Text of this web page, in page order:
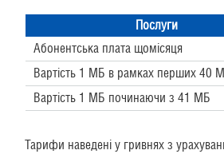
Послуги
Абонентська плата щомісяця
Вартість 1 МБ в рамках перших 40
Вартість 1 МБ починаючи з 41 МБ
Тарифи наведені у гривнях з